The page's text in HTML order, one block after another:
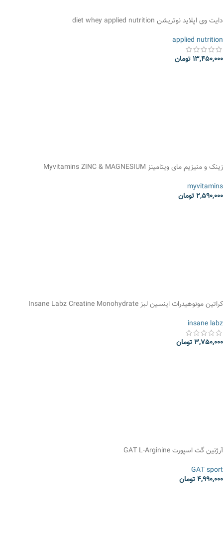
دایت وی اپلاید نوتریشن diet whey applied nutrition
applied nutrition
13,450,000تومان
زینک و منیزیم مای ویتامینز Myvitamins ZINC & MAGNESIUM
myvitamins
2,590,000تومان
کراتین مونوهیدرات اینسین لبز Insane Labz Creatine Monohydrate
insane labz
3,750,000تومان
آرژنین گت اسپورت GAT L-Arginine
GAT sport
4,990,000تومان